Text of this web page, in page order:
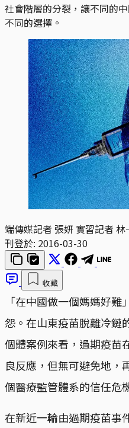
社會階層的分裂，讓不同的
不同的選擇。
端傳媒記者 張妍 實習記者
刊登於: 2016-03-30
收藏
「在中國做一個媽媽好
怨。在山東疫苗脫離冷鏈
個體案例來看，過期疫苗
良反應，但無可避免地，
個醫療監管體系的信任危
在新近一輪由過期疫苗事